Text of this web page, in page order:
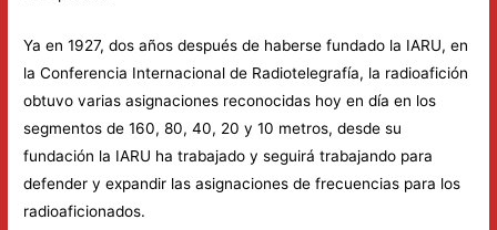
Ya en 1927, dos años después de haberse fundado la IARU, en
la Conferencia Internacional de Radiotelegrafía, la radioafición
obtuvo varias asignaciones reconocidas hoy en día en los
segmentos de 160, 80, 40, 20 y 10 metros, desde su
fundación la IARU ha trabajado y seguirá trabajando para
defender y expandir las asignaciones de frecuencias para los
radioaficionados.